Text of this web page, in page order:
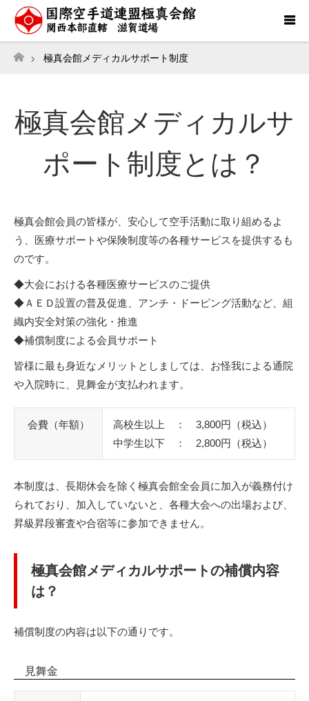
ホーム
極真会館メディカルサポート制度
極真会館メディカルサ
ポート制度とは？
極真会館会員の皆様が、安心して空手活動に取り組めるよ
う、医療サポートや保険制度等の各種サービスを提供するも
のです。
◆大会における各種医療サービスのご提供
◆ＡＥＤ設置の普及促進、アンチ・ドーピング活動など、組
織内安全対策の強化・推進
◆補償制度による会員サポート
皆様に最も身近なメリットとしましては、お怪我による通院
や入院時に、見舞金が支払われます。
会費（年額）
高校生以上 ： 3,800円（税込）
中学生以下 ： 2,800円（税込）
本制度は、長期休会を除く極真会館全会員に加入が義務付け
られており、加入していないと、各種大会への出場および、
昇級昇段審査や合宿等に参加できません。
極真会館メディカルサポートの補償内容
は？
補償制度の内容は以下の通りです。
見舞金